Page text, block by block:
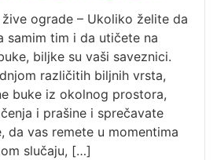
ograde – Ukoliko želite da
samim tim i da utičete na
biljke su vaši saveznici.
različitih biljnih vrsta,
buke iz okolnog prostora,
i prašine i sprečavate
da vas remete u momentima
slučaju, […]